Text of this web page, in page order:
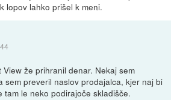
lopov lahko prišel k meni.
že prihranil denar. Nekaj sem
sem preveril naslov prodajalca, kjer naj bi
tam le neko podirajoče skladišče.